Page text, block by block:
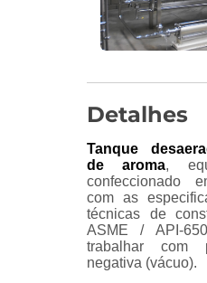
Detalhes
Tanque
de aroma,
confeccionado
com as
técnicas de
ASME / API-
trabalhar com
negativa (vácuo).